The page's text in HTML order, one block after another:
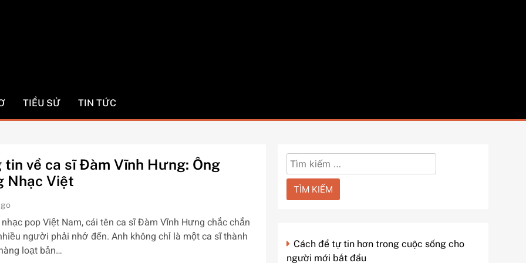
TIỂU SỬ TIN TỨC
tin về ca sĩ Đàm Vĩnh Hưng: Ông
Nhạc Việt
pop Việt Nam, cái tên ca sĩ Đàm Vĩnh Hưng chắc chắn
người phải nhớ đến. Anh không chỉ là một ca sĩ thành
loạt bản…
Tìm
kiếm
cho:
Cách để tự tin hơn trong cuộc sống cho
người mới bắt đầu